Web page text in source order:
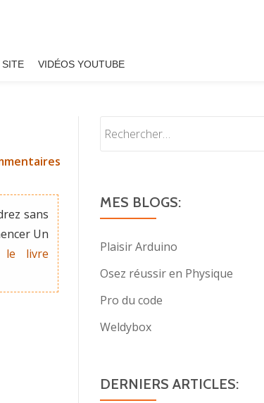
SITE VIDÉOS YOUTUBE
sans
Un
le livre
MES BLOGS:
Plaisir Arduino
Osez réussir en Physique
Pro du code
Weldybox
DERNIERS ARTICLES: